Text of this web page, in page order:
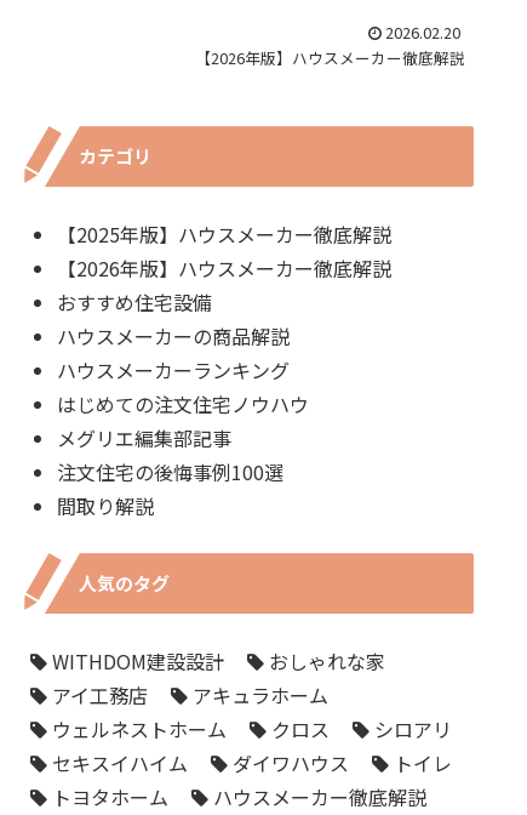
2026.02.20
【2026年版】ハウスメーカー徹底解説
カテゴリ
【2025年版】ハウスメーカー徹底解説
【2026年版】ハウスメーカー徹底解説
おすすめ住宅設備
ハウスメーカーの商品解説
ハウスメーカーランキング
はじめての注文住宅ノウハウ
メグリエ編集部記事
注文住宅の後悔事例100選
間取り解説
人気のタグ
WITHDOM建設設計
おしゃれな家
アイ工務店
アキュラホーム
ウェルネストホーム
クロス
シロアリ
セキスイハイム
ダイワハウス
トイレ
トヨタホーム
ハウスメーカー徹底解説